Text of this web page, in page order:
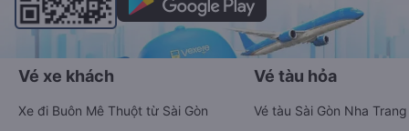
Vé xe khách
Xe đi Buôn Mê Thuột từ Sài Gòn
Vé tàu hỏa
Vé tàu Sài Gòn Nha Trang